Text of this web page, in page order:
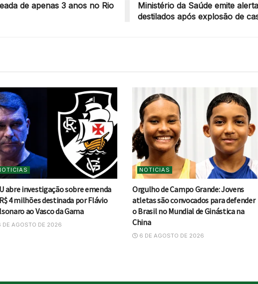
de apenas 3 anos no Rio
Ministério da Saúde emite
destilados após explosão de
abre investigação sobre emenda
4 milhões destinada por Flávio
ao Vasco da Gama
DE AGOSTO DE 2026
NOTICIAS
Orgulho de Campo Grande: Jovens
atletas são convocados para defender
o Brasil no Mundial de Ginástica na
China
6 DE AGOSTO DE 2026